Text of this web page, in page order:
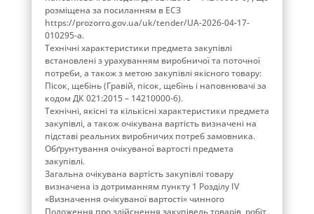
розміщена за посиланням в ЕСЗ
https://prozorro.gov.ua/uk/tender/UA-2026-04-17-
010295-a.
Технічні характеристики предмета закупівлі
встановлені з урахуванням виробничої та поточної
потреби, а також з метою закупівлі якісного товару:
Пісок, щебінь (Гравій, пісок, щебінь і наповнювачі за
кодом ДК 021:2015 – 14210000-6).
Технічні, якісні та кількісні характеристики предмета
закупівлі, а також очікувана вартість визначені на
підставі реальних виробничих потреб замовника.
Обґрунтування очікуваної вартості предмета
закупівлі.
Загальна очікувана вартість закупівлі товару
визначена із дотриманням пункту 1 Розділу ІV
«Визначення очікуваної вартості» чинного
Положення про здійснення закупівель товарів, робіт